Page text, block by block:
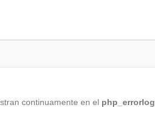
continuamente en el php_errorlog